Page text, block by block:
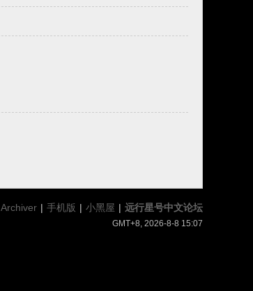
Archiver | 手机版 | 小黑屋 | 远行星号中文论坛
GMT+8, 2026-8-8 15:07